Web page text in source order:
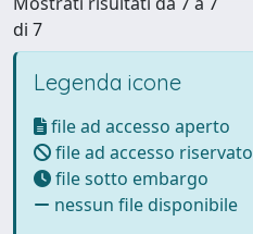
di 7
Legenda icone
file ad accesso aperto
file ad accesso riservato
file sotto embargo
nessun file disponibile